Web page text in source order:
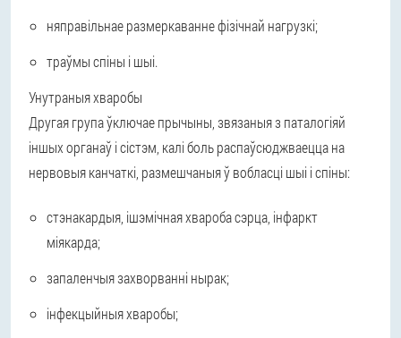
няправільнае размеркаванне фізічнай нагрузкі;
траўмы спіны і шыі.
Унутраныя хваробы
Другая група ўключае прычыны, звязаныя з паталогіяй
іншых органаў і сістэм, калі боль распаўсюджваецца на
нервовыя канчаткі, размешчаныя ў вобласці шыі і спіны:
стэнакардыя, ішэмічная хвароба сэрца, інфаркт
міякарда;
запаленчыя захворванні нырак;
інфекцыйныя хваробы;